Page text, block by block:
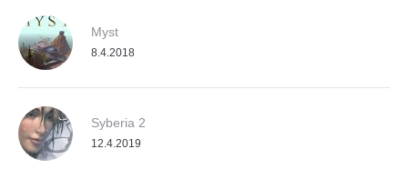
Myst
8.4.2018
Syberia 2
12.4.2019